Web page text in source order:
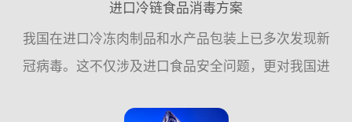
进口冷链食品消毒方案
我国在进口冷冻肉制品和水产品包装上已多次发现新
冠病毒。这不仅涉及进口食品安全问题，更对我国进